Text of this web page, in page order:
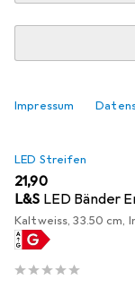
Impressum
LED Streifen
EUR
21,90
L&S LED Bänder
Kaltweiss, 33.50 cm,